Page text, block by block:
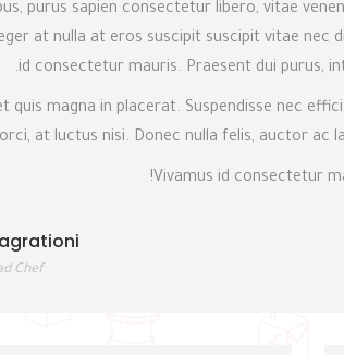
purus sapien consectetur libero, vitae
at nulla at eros suscipit suscipit vitae nec
id consectetur mauris. Praesent dui purus,
quis magna in placerat. Suspendisse nec
at luctus nisi. Donec nulla felis, auctor ac
Vivamus id consectetur
Chef